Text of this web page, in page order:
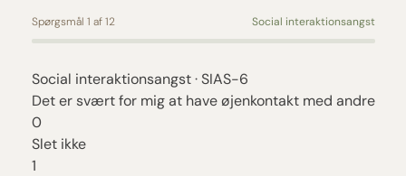
Spørgsmål 1 af 12 Social interaktionsangst
Social interaktionsangst · SIAS-6
Det er svært for mig at have øjenkontakt med andre
0
Slet ikke
1